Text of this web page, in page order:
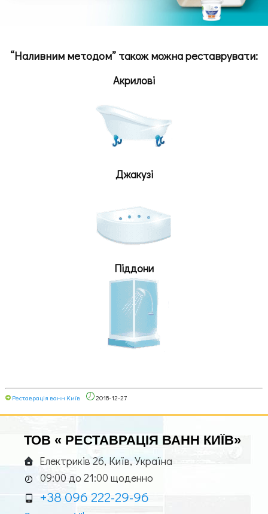
“Наливним методом” також можна реставрувати:
Акрилові
Джакузі
Піддони
Реставрація ванн Київ 2018-12-27
ТОВ « РЕСТАВРАЦІЯ ВАНН КИЇВ»
Електриків 26, Київ, Україна
09:00 до 21:00 щоденно
+38 096 222-29-96